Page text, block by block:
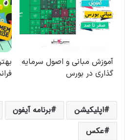
اپلیکیشن برنامه آیفون
عکس